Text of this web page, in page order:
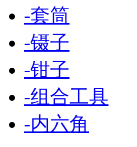
-套筒
-镊子
-钳子
-组合工具
-内六角